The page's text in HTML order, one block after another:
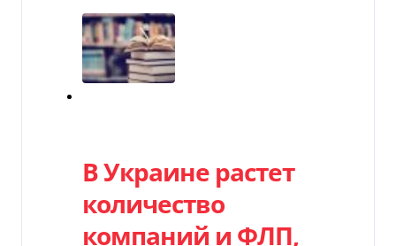
В Украине растет
количество
компаний и ФЛП,